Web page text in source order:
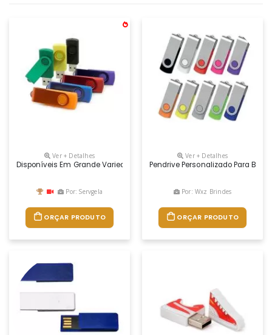
Ver + Detalhes
Disponíveis Em Grande Variedade De Cores, Os Pendrives Coloridos
Por: Servgela
ORÇAR PRODUTO
Ver + Detalhes
Pendrive Personalizado Para
Por: Wxz Brindes
ORÇAR PRODUTO